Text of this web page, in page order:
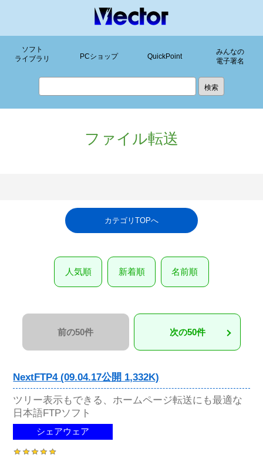
ソフト
ライブラリ
PCショップ QuickPoint
みんなの
電子署名
ファイル転送
カテゴリTOPへ
人気順 新着順 名前順
前の50件 次の50件
NextFTP4 (09.04.17公開 1,332K)
ツリー表示もできる、ホームページ転送にも最適な
日本語FTPソフト
シェアウェア